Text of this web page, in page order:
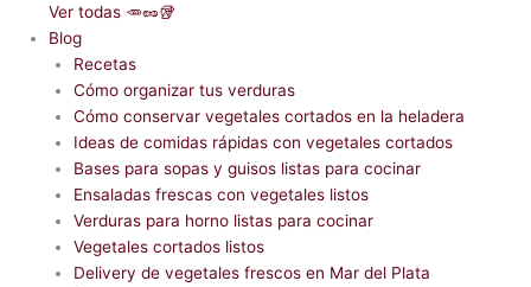
Ver todas 🥕🥜🥡
Blog
Recetas
Cómo organizar tus verduras
Cómo conservar vegetales cortados en la heladera
Ideas de comidas rápidas con vegetales cortados
Bases para sopas y guisos listas para cocinar
Ensaladas frescas con vegetales listos
Verduras para horno listas para cocinar
Vegetales cortados listos
Delivery de vegetales frescos en Mar del Plata